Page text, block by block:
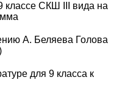
классе СКШ III вида на
А. Беляева Голова
для 9 класса к